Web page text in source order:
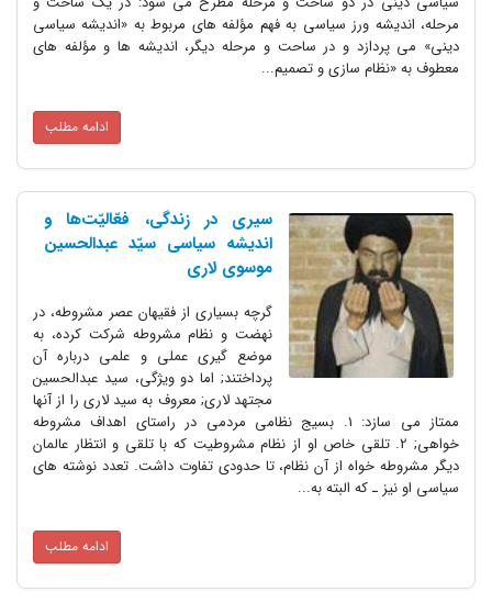
ورز سیاسى به فهم مؤلفه هاى مربوط به «اندیشه سیاسى
و در ساحت و مرحله دیگر، اندیشه ها و مؤلفه هاى
سازى و تصمیم...
سیرى در زندگى، فعّالیّت‌ها و
اندیشه سیاسى سیّد عبدالحسین
موسوى لارى
گرچه بسیارى از فقیهان عصر مشروطه، در
نهضت و نظام مشروطه شرکت کرده، به
موضع گیرى عملى و علمى درباره آن
پرداختند; اما دو ویژگى، سید عبدالحسین
مجتهد لارى; معروف به سید لارى را از آنها
ممتاز مى سازد: 1. بسیج نظامى مردمى در راستاى اهداف مشروطه
2. تلقى خاص او از نظام مشروطیت که با تلقى و انتظار عالمان
از آن نظام، تا حدودى تفاوت داشت. تعدد نوشته هاى
که البته به...